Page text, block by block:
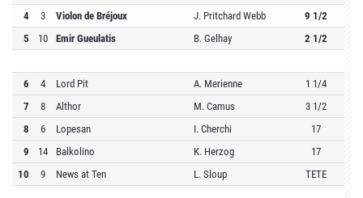
4
3 Violon de Bréjoux J. Pritchard Webb
9 1/2
5
10 Emir Gueulatis B. Gelhay 2 1/2
6 4 Lord Pit A. Merienne
1 1/4
7
8 Althor M. Camus
3 1/2
8
6 Lopesan I. Cherchi
17
9
14 Balkolino K. Herzog
17
10
9 News at Ten L. Sloup TETE